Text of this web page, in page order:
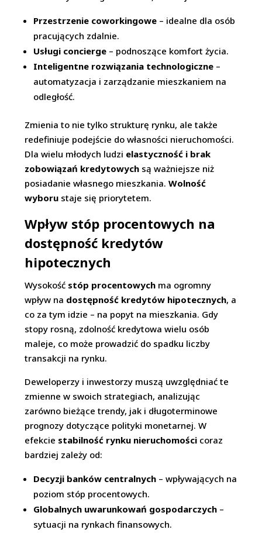
Przestrzenie coworkingowe – idealne dla osób
pracujących zdalnie.
Usługi concierge – podnoszące komfort życia.
Inteligentne rozwiązania technologiczne –
automatyzacja i zarządzanie mieszkaniem na
odległość.
Zmienia to nie tylko strukturę rynku, ale także
redefiniuje podejście do własności nieruchomości.
Dla wielu młodych ludzi elastyczność i brak
zobowiązań kredytowych są ważniejsze niż
posiadanie własnego mieszkania.Wolność
wyboru staje się priorytetem.
Wpływ stóp procentowych na
dostępność kredytów
hipotecznych
Wysokość stóp procentowych ma ogromny
wpływ na dostępność kredytów hipotecznych, a
co za tym idzie – na popyt na mieszkania. Gdy
stopy rosną, zdolność kredytowa wielu osób
maleje, co może prowadzić do spadku liczby
transakcji na rynku.
Deweloperzy i inwestorzy muszą uwzględniać te
zmienne w swoich strategiach, analizując
zarówno bieżące trendy, jak i długoterminowe
prognozy dotyczące polityki monetarnej. W
efekcie stabilność rynku nieruchomości coraz
bardziej zależy od:
Decyzji banków centralnych – wpływających na
poziom stóp procentowych.
Globalnych uwarunkowań gospodarczych –
sytuacji na rynkach finansowych.